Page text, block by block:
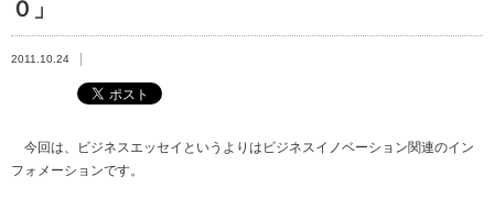
０」
2011.10.24
今回は、ビジネスエッセイというよりはビジネスイノベーション関連のイン
フォメーションです。